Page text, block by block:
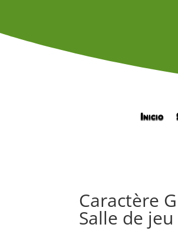
Inicio
Caractère
Salle de